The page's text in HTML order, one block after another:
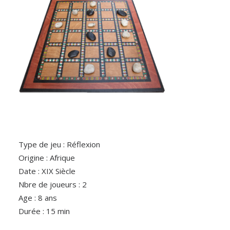
Type de jeu : Réflexion
Origine : Afrique
Date : XIX Siècle
Nbre de joueurs : 2
Age : 8 ans
Durée : 15 min